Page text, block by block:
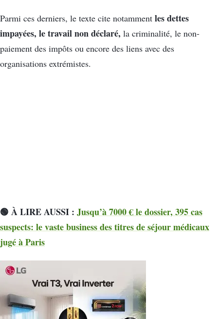
Parmi ces derniers, le texte cite notamment les dettes
impayées, le travail non déclaré, la criminalité, le non-
paiement des impôts ou encore des liens avec des
organisations extrémistes.
🟢 À LIRE AUSSI : Jusqu’à 7000 € le dossier, 395 cas
suspects: le vaste business des titres de séjour médicaux
jugé à Paris